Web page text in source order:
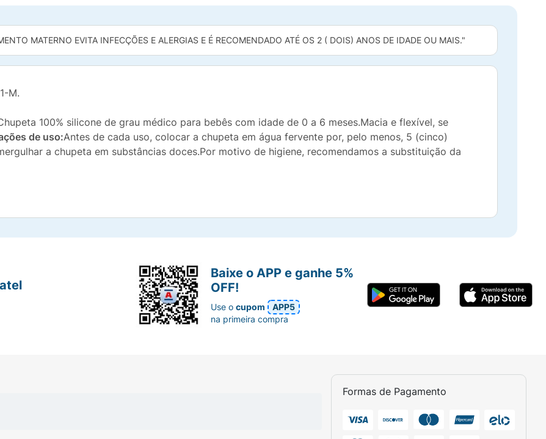
MATERNO EVITA INFECÇÕES E ALERGIAS E É RECOMENDADO ATÉ OS 2 ( DOIS) ANOS DE IDADE OU MAIS."
M.
100% silicone de grau médico para bebês com idade de 0 a 6 meses.Macia e flexível, se
de uso:Antes de cada uso, colocar a chupeta em água fervente por, pelo menos, 5 (cinco)
a chupeta em substâncias doces.Por motivo de higiene, recomendamos a substituição da
Formas de Pagamento
Baixe o APP e ganhe 5%
OFF!
Use ocupom
APP5
na primeira compra